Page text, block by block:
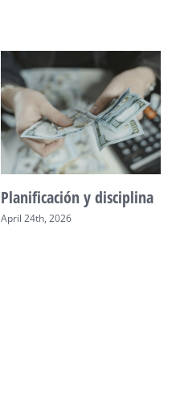
Planificación y disciplina
April 24th, 2026